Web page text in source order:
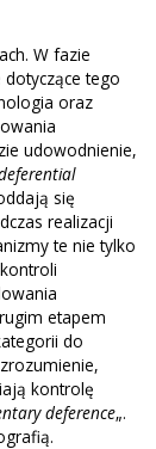
W fazie
tego
oraz
udowodnienie,
się
realizacji
te nie tylko
etapem
do
kontrolę
deference„.